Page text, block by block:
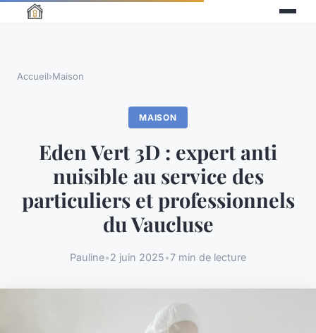
Accueil›Maison
MAISON
Eden Vert 3D : expert anti
nuisible au service des
particuliers et professionnels
du Vaucluse
Pauline•2 juin 2025•7 min de lecture